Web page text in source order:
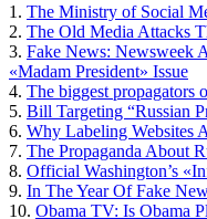
1. The Ministry of Social
2. The Old Media Attacks
3. Fake News: Newsweek
«Madam President» Issue
4. The biggest propagators
5. Bill Targeting “Russian
6. Why Labeling Websites
7. The Propaganda About
8. Official Washington’s
9. In The Year Of Fake
10. Obama TV: Is Obama